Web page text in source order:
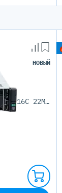
НОВЫЙ
1x HPE Intel Xeon Gold 5218 (16C 22M Cache 2.30 GHz)